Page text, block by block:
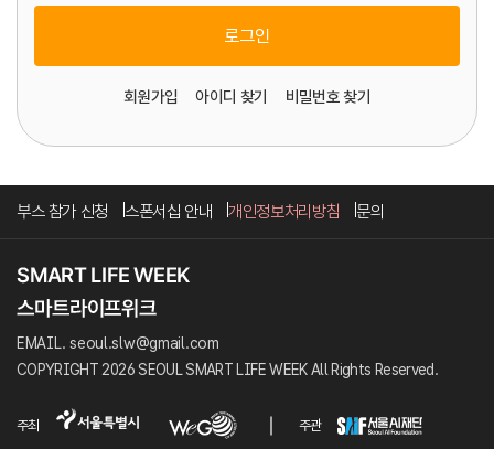
로그인
회원가입 아이디 찾기 비밀번호 찾기
부스 참가 신청 스폰서십 안내 개인정보처리방침 문의
EMAIL. seoul.slw@gmail.com
COPYRIGHT 2026 SEOUL SMART LIFE WEEK All Rights Reserved.
주최 주관